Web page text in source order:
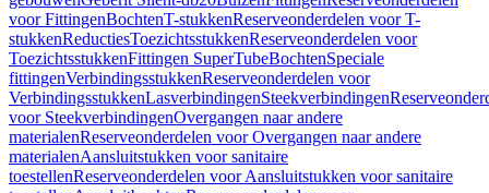
voor FittingenBochtenT-stukkenReserveonderdelen voor T-
stukkenReductiesToezichtsstukkenReserveonderdelen voor
ToezichtsstukkenFittingen SuperTubeBochtenSpeciale
fittingenVerbindingsstukkenReserveonderdelen voor
VerbindingsstukkenLasverbindingenSteekverbindingen
voor SteekverbindingenOvergangen naar andere
materialenReserveonderdelen voor Overgangen naar andere
materialenAansluitstukken voor sanitaire
toestellenReserveonderdelen voor Aansluitstukken voor sanitaire